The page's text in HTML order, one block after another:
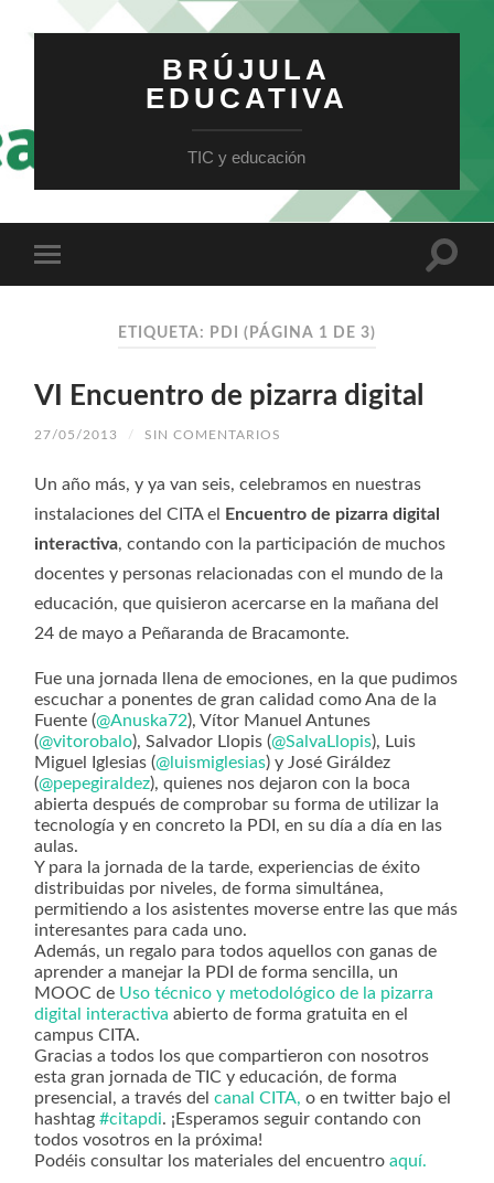
BRÚJULA
EDUCATIVA
TIC y educación
ETIQUETA: PDI (PÁGINA 1 DE 3)
VI Encuentro de pizarra digital
27/05/2013 / SIN COMENTARIOS
Un año más, y ya van seis, celebramos en nuestras
instalaciones del CITA el
Encuentro de pizarra digital
interactiva, contando con la participación de muchos
docentes y personas relacionadas con el mundo de la
educación, que quisieron acercarse en la mañana del
24 de mayo a Peñaranda de Bracamonte.
Fue una jornada llena de emociones, en la que pudimos
escuchar a ponentes de gran calidad como Ana de la
Fuente (@Anuska72), Vítor Manuel Antunes
(@vitorobalo), Salvador Llopis (@SalvaLlopis), Luis
Miguel Iglesias (@luismiglesias) y José Giráldez
(@pepegiraldez), quienes nos dejaron con la boca
abierta después de comprobar su forma de utilizar la
tecnología y en concreto la PDI, en su día a día en las
aulas.
Y para la jornada de la tarde, experiencias de éxito
distribuidas por niveles, de forma simultánea,
permitiendo a los asistentes moverse entre las que más
interesantes para cada uno.
Además, un regalo para todos aquellos con ganas de
aprender a manejar la PDI de forma sencilla, un
MOOC de Uso técnico y metodológico de la pizarra
digital interactiva abierto de forma gratuita en el
campus CITA.
Gracias a todos los que compartieron con nosotros
esta gran jornada de TIC y educación, de forma
presencial, a través delcanal CITA,o en twitter bajo el
hashtag#citapdi. ¡Esperamos seguir contando con
todos vosotros en la próxima!
Podéis consultar los materiales del encuentroaquí.